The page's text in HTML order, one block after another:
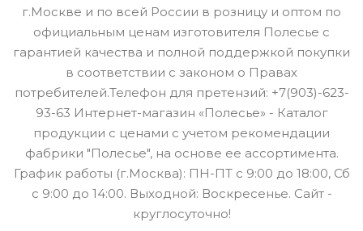
г.Москве и по всей России в розницу и оптом по
официальным ценам изготовителя Полесье с
гарантией качества и полной поддержкой покупки
в соответствии с законом о Правах
потребителей.Телефон для претензий: +7(903)-623-
93-63 Интернет-магазин «Полесье» - Каталог
продукции с ценами с учетом рекомендации
фабрики "Полесье", на основе ее ассортимента.
График работы (г.Москва): ПН-ПТ с 9:00 до 18:00, Сб
с 9:00 до 14:00. Выходной: Воскресенье. Сайт -
круглосуточно!